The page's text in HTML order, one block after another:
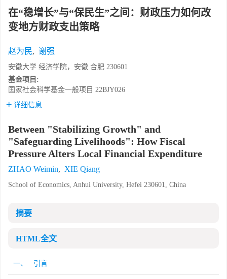
在“稳增长”与“保民生”之间：财政压力如何改
变地方财政支出策略
赵为民, 谢强
安徽大学 经济学院，安徽 合肥 230601
基金项目:
国家社会科学基金一般项目 22BJY026
详细信息
Between "Stabilizing Growth" and
"Safeguarding Livelihoods": How Fiscal
Pressure Alters Local Financial Expenditure
ZHAO Weimin, XIE Qiang
School of Economics, Anhui University, Hefei 230601, China
摘要
HTML全文
一、 引言